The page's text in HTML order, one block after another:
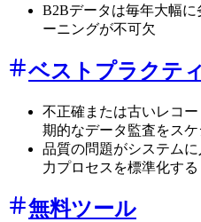
B2Bデータは毎年大幅
ーニングが不可欠
ベストプラクテ
不正確または古いレコ
期的なデータ監査をス
品質の問題がシステム
力プロセスを標準化する
無料ツール